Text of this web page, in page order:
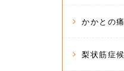
かかとの
梨状筋症